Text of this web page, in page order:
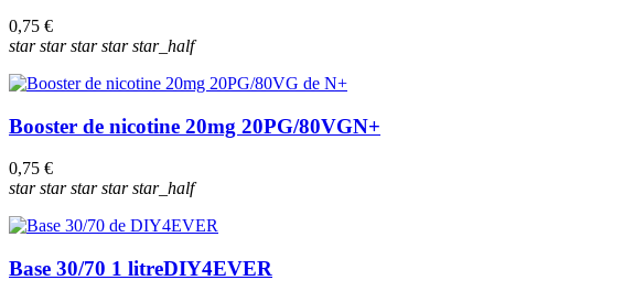
0,75 €
starstarstarstarstar_half
Booster de nicotine 20mg 20PG/80VGN+
0,75 €
starstarstarstarstar_half
Base 30/70 1 litreDIY4EVER